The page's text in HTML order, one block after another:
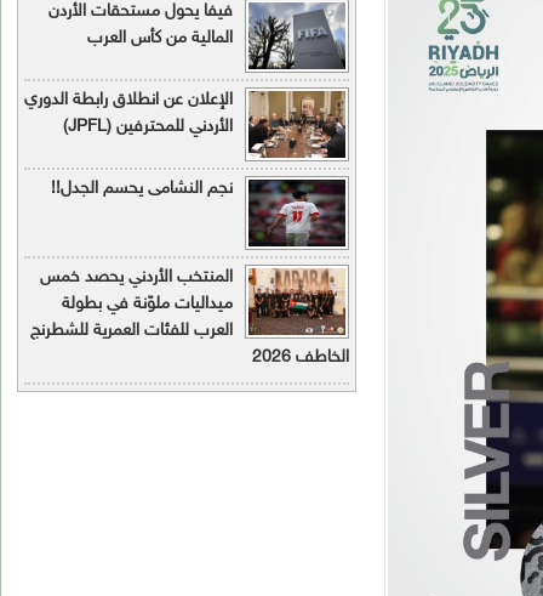
فيفا يحول مستحقات الأردن
المالية من كأس العرب
الإعلان عن انطلاق رابطة الدوري
الأردني للمحترفين (JPFL)
نجم النشامى يحسم الجدل!!
المنتخب الأردني يحصد خمس
ميداليات ملوّنة في بطولة
العرب للفئات العمرية للشطرنج
2026